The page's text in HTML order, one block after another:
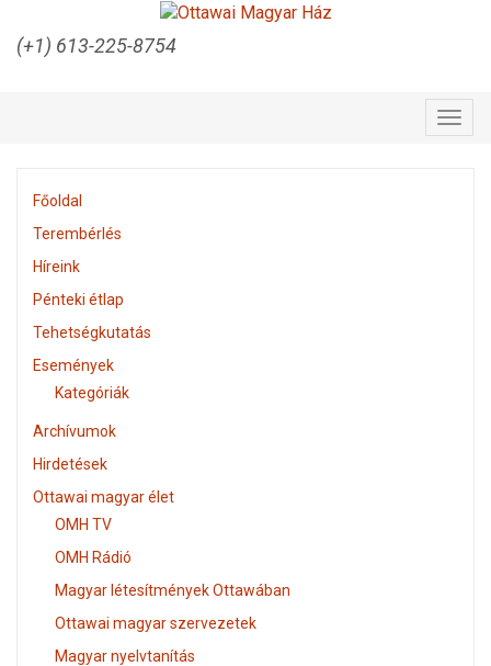
(+1) 613-225-8754
Főoldal
Terembérlés
Híreink
Pénteki étlap
Tehetségkutatás
Események
Kategóriák
Archívumok
Hirdetések
Ottawai magyar élet
OMH TV
OMH Rádió
Magyar létesítmények Ottawában
Ottawai magyar szervezetek
Magyar nyelvtanítás